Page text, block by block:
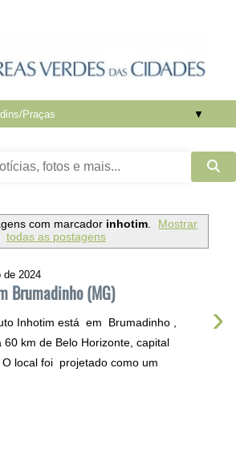
▼
com marcador inhotim.
Mostrar
todas as postagens
de 2024
Brumadinho (MG)
›
Inhotim está em Brumadinho ,
60 km de Belo Horizonte, capital
O local foi projetado como um